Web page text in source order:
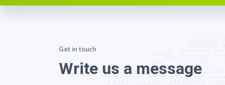
Get in touch
Write us a message